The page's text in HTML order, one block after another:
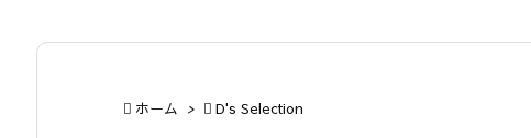
 ホーム >  D's Selection